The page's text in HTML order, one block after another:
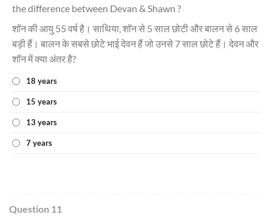
the difference between Devan & Shawn ?
शॉन की आयु 55 वर्ष है। साथिया, शॉन से 5 साल छोटी और बालन से 6 साल
बड़ी हैं। बालन के सबसे छोटे भाई देवन हैं जो उनसे 7 साल छोटे हैं। देवन और
शॉन में क्या अंतर है?
18 years
15 years
13 years
7 years
Question 11